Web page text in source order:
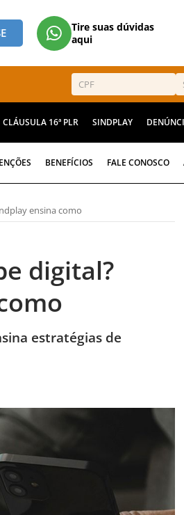
Tire suas dúvidas
aqui
CLÁUSULA 16ª PLR SINDPLAY
BENEFÍCIOS FALE CONOSCO
ensina como
digital?
estratégias de